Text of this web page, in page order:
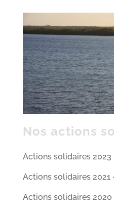
Nos actions
Actions solidaires 2023
Actions solidaires 2021
Actions solidaires 2020